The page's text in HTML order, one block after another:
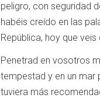
peligro, con seguridad
habéis creído en las
República, hoy que
Penetrad en vosotros
tempestad y en un mar
tuviera más